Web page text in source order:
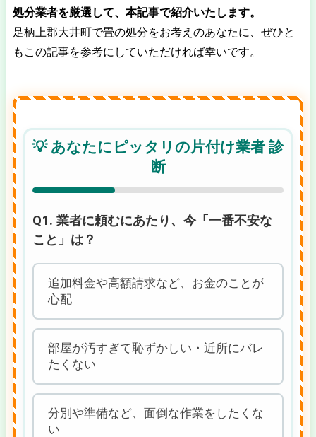
処分業者を厳選して、本記事で紹介いたします。
足柄上郡大井町で畳の処分をお考えのあなたに、ぜひと
もこの記事を参考にしていただければ幸いです。
💡 あなたにピッタリの片付け業者 診
断
Q1. 業者に頼むにあたり、今「一番不安な
こと」は？
追加料金や高額請求など、お金のことが
心配
部屋が汚すぎて恥ずかしい・近所にバレ
たくない
分別や準備など、面倒な作業をしたくな
い